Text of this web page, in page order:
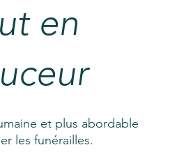
en
et plus abordable
les funérailles.